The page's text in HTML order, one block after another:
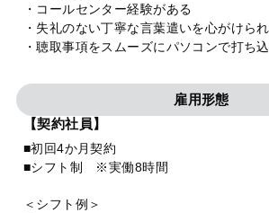
・コールセンター経験がある
・失礼のない丁寧な言葉遣いを心がけら
・聴取事項をスムーズにパソコンで打ち
雇用形態
【契約社員】
■初回4か月契約
■シフト制 ※実働8時間
＜シフト例＞